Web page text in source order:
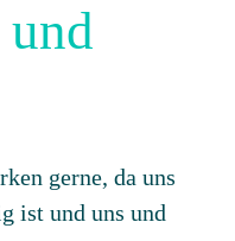
gerne, da uns
ist und uns und